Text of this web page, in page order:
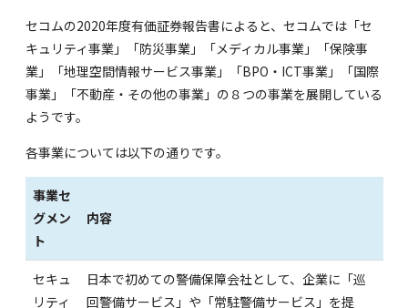
セコムの2020年度有価証券報告書によると、セコムでは「セ
キュリティ事業」「防災事業」「メディカル事業」「保険事
業」「地理空間情報サービス事業」「BPO・ICT事業」「国際
事業」「不動産・その他の事業」の８つの事業を展開している
ようです。
各事業については以下の通りです。
事業セ
グメン
ト
内容
セキュ
リティ
日本で初めての警備保障会社として、企業に「巡
回警備サービス」や「常駐警備サービス」を提